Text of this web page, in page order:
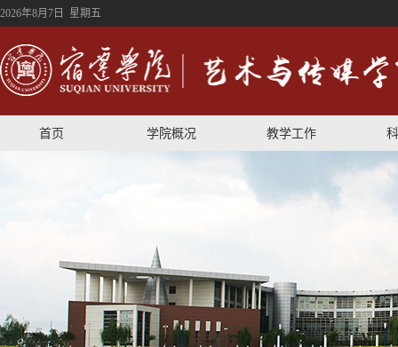
2026年8月7日 星期五
首页 学院概况 教学工作